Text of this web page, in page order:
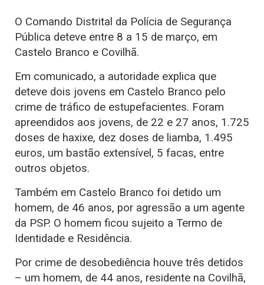
O Comando Distrital da Polícia de Segurança
Pública deteve entre 8 a 15 de março, em
Castelo Branco e Covilhã.
Em comunicado, a autoridade explica que
deteve dois jovens em Castelo Branco pelo
crime de tráfico de estupefacientes. Foram
apreendidos aos jovens, de 22 e 27 anos, 1.725
doses de haxixe, dez doses de liamba, 1.495
euros, um bastão extensível, 5 facas, entre
outros objetos.
Também em Castelo Branco foi detido um
homem, de 46 anos, por agressão a um agente
da PSP. O homem ficou sujeito a Termo de
Identidade e Residência.
Por crime de desobediência houve três detidos
– um homem, de 44 anos, residente na Covilhã,